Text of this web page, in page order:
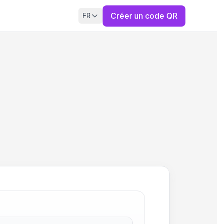
FR Créer un code QR